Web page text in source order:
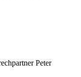
Peter